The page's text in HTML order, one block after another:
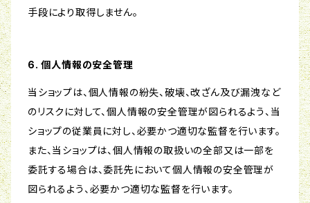
手段により取得しません。
6. 個人情報の安全管理
当ショップは、個人情報の紛失、破壊、改ざん及び漏洩など
のリスクに対して、個人情報の安全管理が図られるよう、当
ショップの従業員に対し、必要かつ適切な監督を行います。
また、当ショップは、個人情報の取扱いの全部又は一部を
委託する場合は、委託先において個人情報の安全管理が
図られるよう、必要かつ適切な監督を行います。